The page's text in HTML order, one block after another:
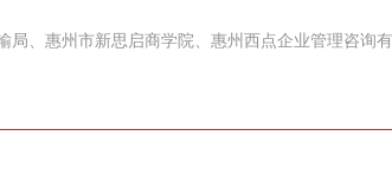
、惠州市新思启商学院、惠州西点企业管理咨询